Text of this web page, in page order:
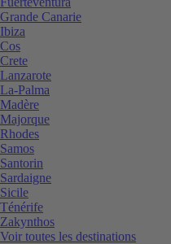
Grande Canarie
Ibiza
Cos
Crete
Lanzarote
La-Palma
Madère
Majorque
Rhodes
Samos
Santorin
Sardaigne
Sicile
Ténérife
Zakynthos
Voir toutes les destinations